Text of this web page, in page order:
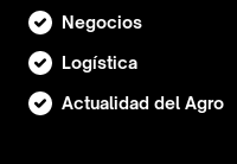
Negocios
Logística
Actualidad del Agro